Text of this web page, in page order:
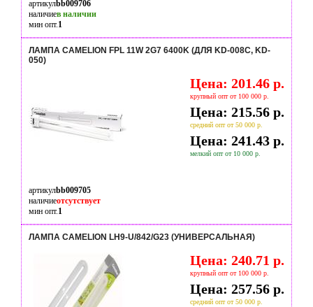
артикулbb009706
наличиев наличии
мин опт.1
ЛАМПА CAMELION FPL 11W 2G7 6400K (ДЛЯ KD-008C, KD-
050)
Цена: 201.46 р.
крупный опт от 100 000 р.
Цена: 215.56 р.
средний опт от 50 000 р.
Цена: 241.43 р.
мелкий опт от 10 000 р.
артикулbb009705
наличиеотсутствует
мин опт.1
ЛАМПА CAMELION LH9-U/842/G23 (УНИВЕРСАЛЬНАЯ)
Цена: 240.71 р.
крупный опт от 100 000 р.
Цена: 257.56 р.
средний опт от 50 000 р.